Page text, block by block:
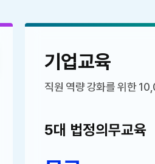
기업교육
직원 역량 강화를 위한
5대 법정의무교육